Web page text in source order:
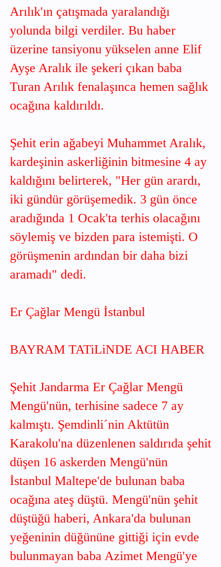
Arılık'ın çatışmada yaralandığı
yolunda bilgi verdiler. Bu haber
üzerine tansiyonu yükselen anne Elif
Ayşe Aralık ile şekeri çıkan baba
Turan Arılık fenalaşınca hemen sağlık
ocağına kaldırıldı.
Şehit erin ağabeyi Muhammet Aralık,
kardeşinin askerliğinin bitmesine 4 ay
kaldığını belirterek, "Her gün arardı,
iki gündür görüşemedik. 3 gün önce
aradığında 1 Ocak'ta terhis olacağını
söylemiş ve bizden para istemişti. O
görüşmenin ardından bir daha bizi
aramadı" dedi.
Er Çağlar Mengü İstanbul
BAYRAM TATiLiNDE ACI HABER
Şehit Jandarma Er Çağlar Mengü
Mengü'nün, terhisine sadece 7 ay
kalmıştı. Şemdinli´nin Aktütün
Karakolu'na düzenlenen saldırıda şehit
düşen 16 askerden Mengü'nün
İstanbul Maltepe'de bulunan baba
ocağına ateş düştü. Mengü'nün şehit
düştüğü haberi, Ankara'da bulunan
yeğeninin düğününe gittiği için evde
bulunmayan baba Azimet Mengü'ye